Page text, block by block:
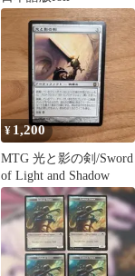
¥ 1,200
MTG 光と影の剣/Sword
of Light and Shadow